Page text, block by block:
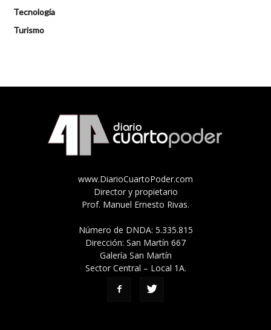
Tecnología
Turismo
www.DiarioCuartoPoder.com
Director y propietario
Prof. Manuel Ernesto Rivas.
Número de DNDA: 5.335.815
Dirección: San Martín 667
Galería San Martín
Sector Central – Local 1A.